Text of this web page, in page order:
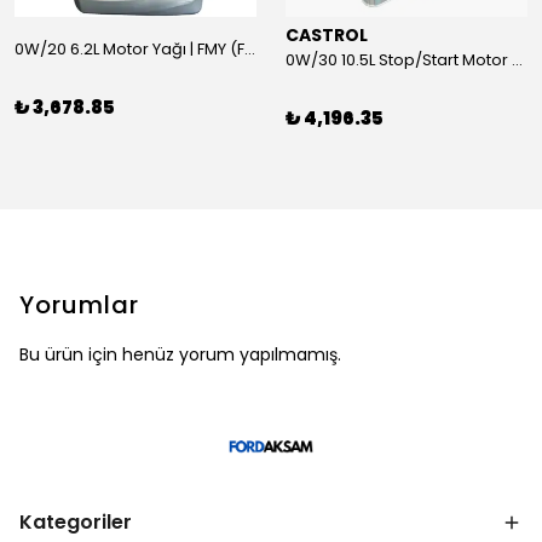
0W/20 6.2L Motor Yağı | FMY (Ford Motor Yağları)
₺ 3,678.85
CASTROL
0W/30 10.5L Stop/Start Motor Yağı | CASTROL
₺ 4,196.35
Yorumlar
Bu ürün için henüz yorum yapılmamış.
Kategoriler